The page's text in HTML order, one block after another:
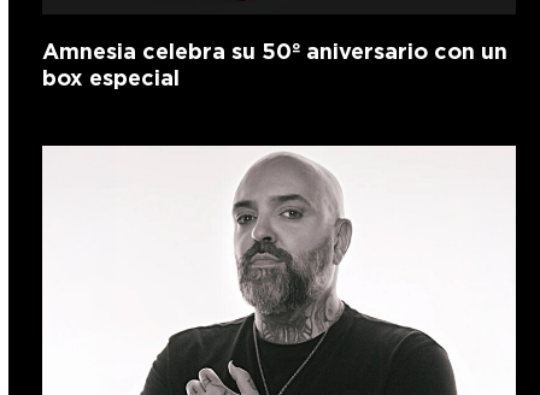
Amnesia celebra su 50º aniversario con un
box especial